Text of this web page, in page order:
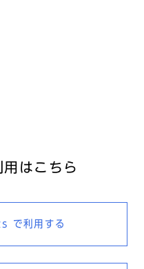
はこちら
で利用する